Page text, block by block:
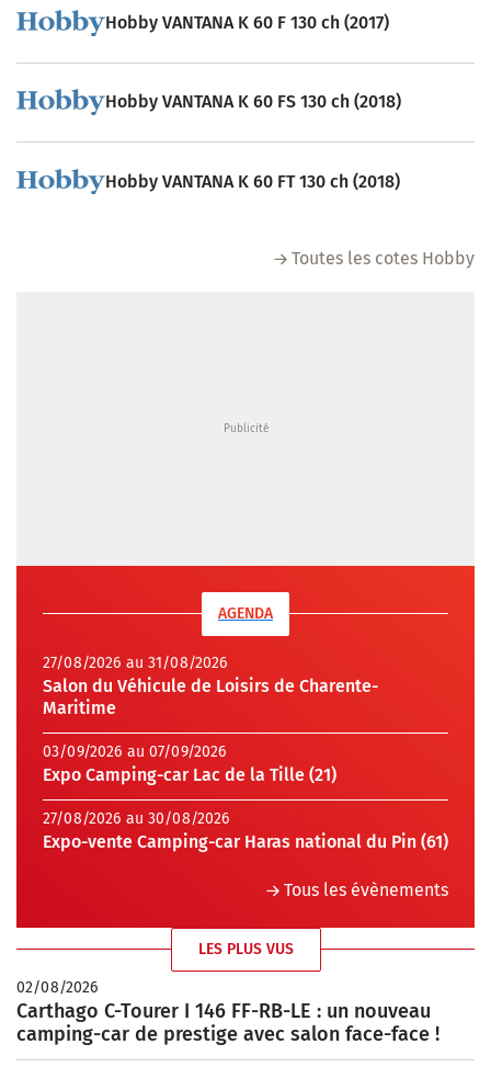
Hobby VANTANA K 60 F 130 ch (2017)
Hobby VANTANA K 60 FS 130 ch (2018)
Hobby VANTANA K 60 FT 130 ch (2018)
Toutes les cotes Hobby
AGENDA
27/08/2026 au 31/08/2026
Salon du Véhicule de Loisirs de Charente-
Maritime
03/09/2026 au 07/09/2026
Expo Camping-car Lac de la Tille (21)
27/08/2026 au 30/08/2026
Expo-vente Camping-car Haras national du Pin (61)
Tous les évènements
LES PLUS VUS
02/08/2026
Carthago C-Tourer I 146 FF-RB-LE : un nouveau
camping-car de prestige avec salon face-face !